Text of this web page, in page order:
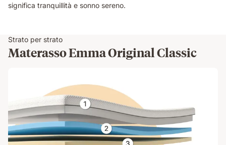
significa tranquillità e sonno sereno.
Strato per strato
Materasso Emma Original Classic